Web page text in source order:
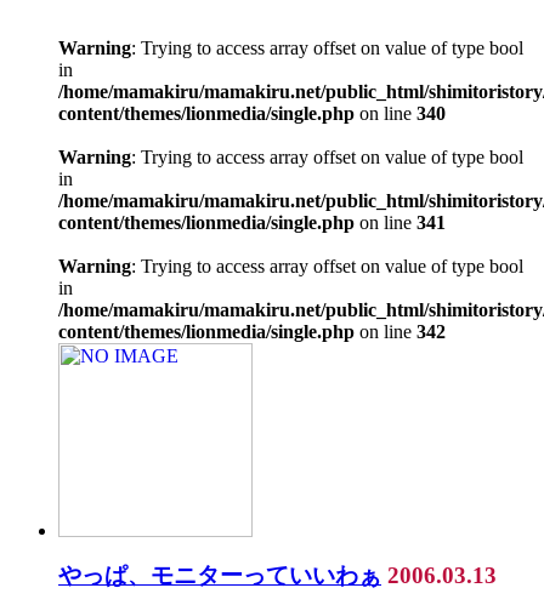
Warning: Trying to access array offset on value of type bool
in
/home/mamakiru/mamakiru.net/public_html/
content/themes/lionmedia/single.php on line 340
Warning: Trying to access array offset on value of type bool
in
/home/mamakiru/mamakiru.net/public_html/
content/themes/lionmedia/single.php on line 341
Warning: Trying to access array offset on value of type bool
in
/home/mamakiru/mamakiru.net/public_html/
content/themes/lionmedia/single.php on line 342
やっぱ、モニターっていいわぁ 2006.03.13